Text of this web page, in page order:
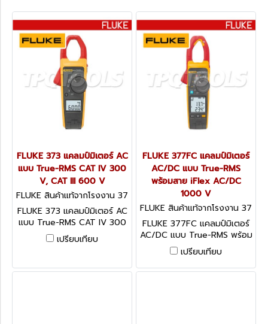
FLUKE 373 แคลมป์มิเตอร์ AC
แบบ True-RMS CAT IV 300
V, CAT III 600 V
FLUKE สินค้าแท้จากโรงงาน 37
3
FLUKE 373 แคลมป์มิเตอร์ AC
แบบ True-RMS CAT IV 300
V, CAT III 600 V
เปรียบเทียบ
FLUKE 377FC แคลมป์มิเตอร์
AC/DC แบบ True-RMS
พร้อมสาย iFlex AC/DC
1000 V
FLUKE สินค้าแท้จากโรงงาน 37
7FC
FLUKE 377FC แคลมป์มิเตอร์
AC/DC แบบ True-RMS พร้อม
สาย iFlex AC/DC 1000 V
เปรียบเทียบ